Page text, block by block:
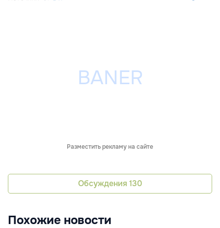
Разместить рекламу на сайте
Обсуждения 130
Похожие новости